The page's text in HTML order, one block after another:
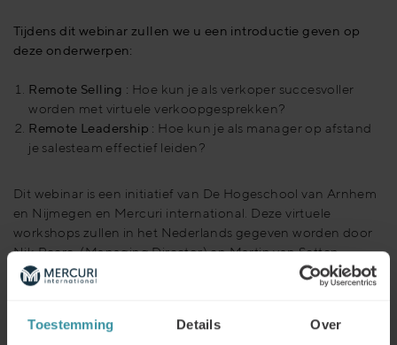
Toestemming Details Over
Tijdens dit webinar zullen we u een introductie geven op
deze onderwerpen:
Remote Selling : Hoe kun je als verkoper succesvoller
worden met virtuele verkoopgesprekken?
Remote Leadership : Hoe kun je als manager op afstand
je salesteam effectief leiden?
Dit webinar is een initiatief van De Hogeschool van Arnhem
en Nijmegen en Mercuri international. Deze virtuele
workshops zullen in het Nederlands gegeven worden door
Nik Peere, (Managing Director) en Martin van Setten,
(Senior Managing Consultant) van beide werkzaam bij
Mercuri International Benelux.